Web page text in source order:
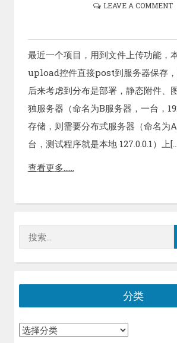
LEAVE A COMMENT
最近一个项目，用到文件上传功能，
upload控件直接post到服务器保存，
后来考虑到分布是部署，静态附件、
独服务器（命名为B服务器，一台，
存储，则需要分布式服务器（命名为
台，测试程序就是本地 127.0.0.1）上
查看更多……
分类
分